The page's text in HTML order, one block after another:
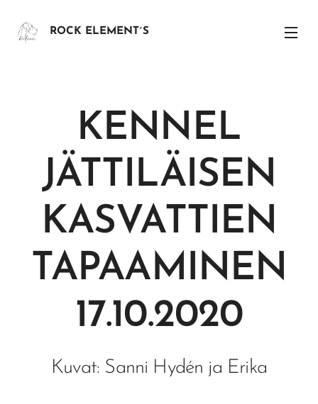
ROCK ELEMENT´S
KENNEL
JÄTTILÄISEN
KASVATTIEN
TAPAAMINEN
17.10.2020
Kuvat: Sanni Hydén ja Erika